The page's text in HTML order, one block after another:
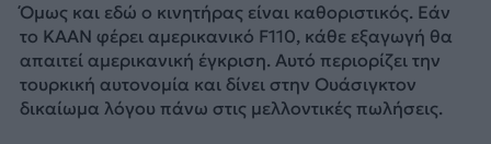
Όμως και εδώ ο κινητήρας είναι καθοριστικός. Εάν
το KAAN φέρει αμερικανικό F110, κάθε εξαγωγή θα
απαιτεί αμερικανική έγκριση. Αυτό περιορίζει την
τουρκική αυτονομία και δίνει στην Ουάσιγκτον
δικαίωμα λόγου πάνω στις μελλοντικές πωλήσεις.